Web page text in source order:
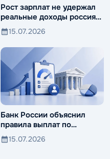
Рост зарплат не удержал
реальные доходы россиян
от падения
15.07.2026
Банк России объяснил
правила выплат по
вкладам иностранцев
15.07.2026